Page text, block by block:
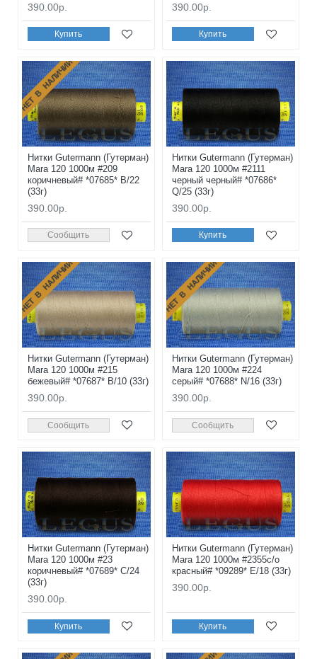
390.00р.
Купить
390.00р.
Купить
НЕТ В НАЛИЧИИ
Нитки Gutermann (Гутерман)
Mara 120 1000м #209
коричневый# *07685* B/22
(33г)
390.00р.
Сообщить
Нитки Gutermann (Гутерман)
Mara 120 1000м #2111
черный черный# *07686*
Q/25 (33г)
390.00р.
Купить
НЕТ В НАЛИЧИИ
Нитки Gutermann (Гутерман)
Mara 120 1000м #215
бежевый# *07687* B/10 (33г)
390.00р.
Сообщить
НЕТ В НАЛИЧИИ
Нитки Gutermann (Гутерман)
Mara 120 1000м #224
серый# *07688* N/16 (33г)
390.00р.
Сообщить
Нитки Gutermann (Гутерман)
Mara 120 1000м #23
коричневый# *07689* C/24
(33г)
390.00р.
Купить
Нитки Gutermann (Гутерман)
Mara 120 1000м #2355с/о
красный# *09289* E/18 (33г)
390.00р.
Купить